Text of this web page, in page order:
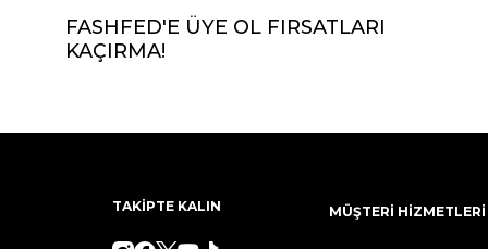
FASHFED'E ÜYE OL FIRSATLARI
KAÇIRMA!
TAKİPTE KALIN MÜŞTERİ HİZMETLERİ